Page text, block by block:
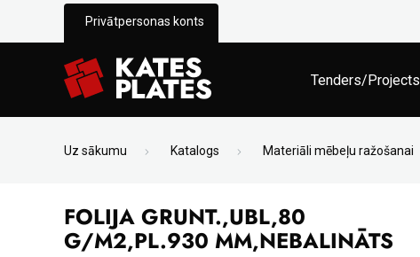
Privātpersonas konts
Tenders/Projects
Uz sākumu Katalogs Materiāli mēbeļu ražošanai
FOLIJA GRUNT.,UBL,80
G/M2,PL.930 MM,NEBALINĀTS